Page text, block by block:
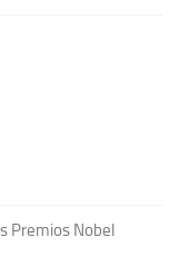
Premios Nobel